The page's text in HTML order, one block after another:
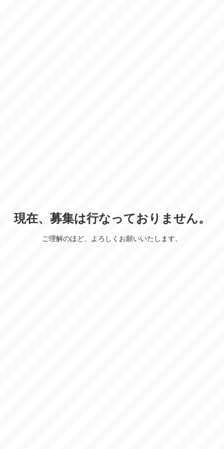
現在、募集は行なっておりません。
ご理解のほど、よろしくお願いいたします。